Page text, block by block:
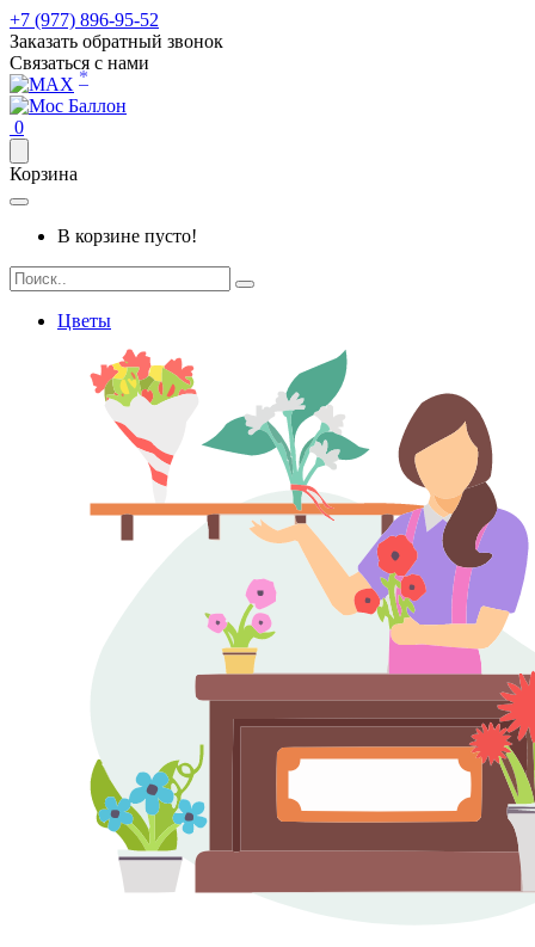
+7 (977) 896-95-52
Заказать обратный звонок
Связаться с нами
*
0
Корзина
В корзине пусто!
Цветы